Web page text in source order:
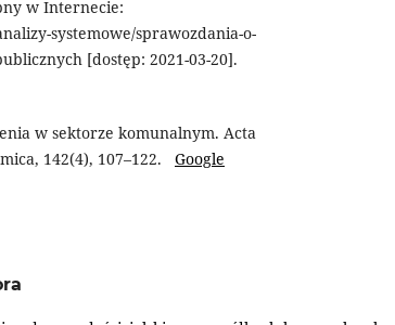
w Internecie:
systemowe/sprawozdania-o-
[dostęp: 2021-03-20].
w sektorze komunalnym. Acta
142(4), 107–122. Google